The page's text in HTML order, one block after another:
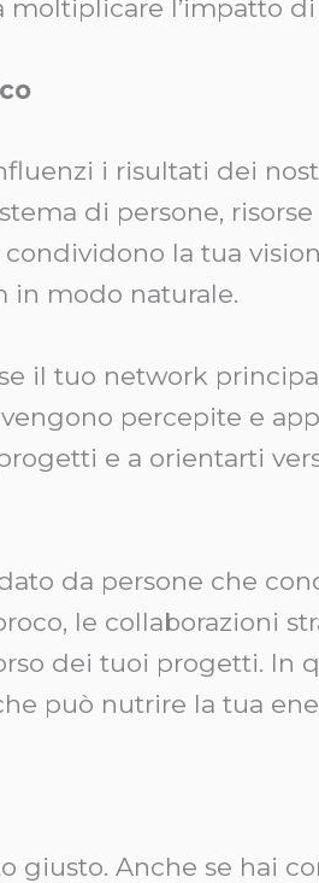
l’impatto
i risultati dei
di persone,
la tua
in modo naturale.
il tuo network
percepite e
e a orientarti
da persone che
le collaborazioni
dei tuoi progetti. In
può nutrire la tua
Anche se hai